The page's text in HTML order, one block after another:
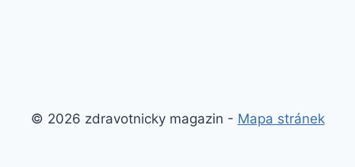
© 2026 zdravotnicky magazin - Mapa stránek